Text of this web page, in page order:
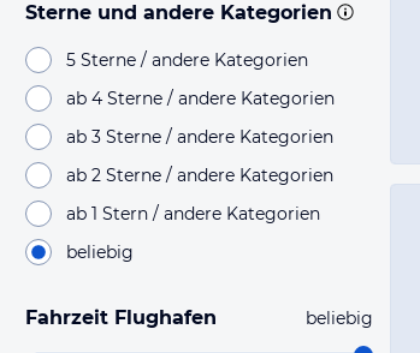
Sterne und andere Kategorien
5 Sterne / andere Kategorien
ab 4 Sterne / andere Kategorien
ab 3 Sterne / andere Kategorien
ab 2 Sterne / andere Kategorien
ab 1 Stern / andere Kategorien
beliebig
Fahrzeit Flughafen beliebig